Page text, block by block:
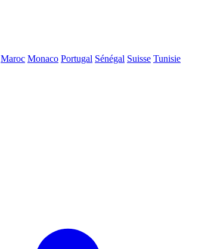
Maroc Monaco Portugal Sénégal Suisse Tunisie